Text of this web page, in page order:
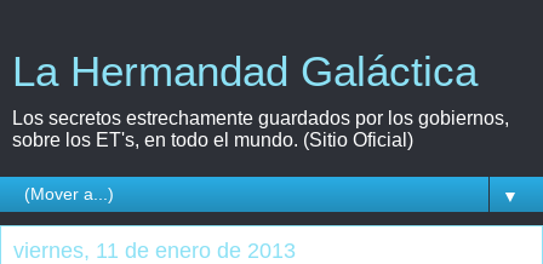
La Hermandad Galáctica
Los secretos estrechamente guardados por los gobiernos,
sobre los ET's, en todo el mundo. (Sitio Oficial)
▼
viernes, 11 de enero de 2013